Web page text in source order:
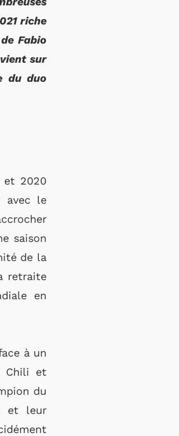
riche
Fabio
sur
du duo
et 2020
avec le
saison
de la
retraite
en
à un
Chili et
du
et leur